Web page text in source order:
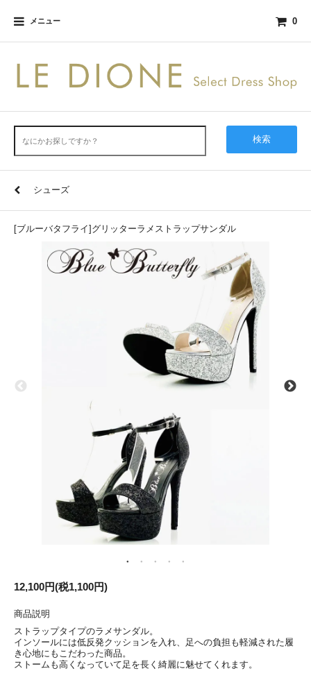
メニュー 0
検索
シューズ
[ブルーバタフライ]グリッターラメストラップサンダル
12,100円(税1,100円)
商品説明
ストラップタイプのラメサンダル。
インソールには低反発クッションを入れ、足への負担も軽減された履
き心地にもこだわった商品。
ストームも高くなっていて足を長く綺麗に魅せてくれます。